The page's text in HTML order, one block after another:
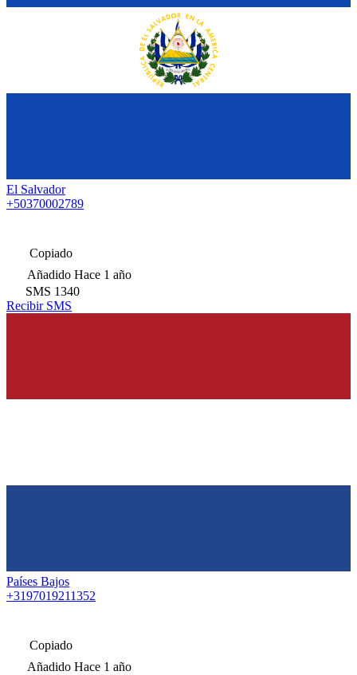
El Salvador
+50370002789
Copiado
Añadido Hace 1 año
SMS 1340
Recibir SMS
Países Bajos
+3197019211352
Copiado
Añadido Hace 1 año